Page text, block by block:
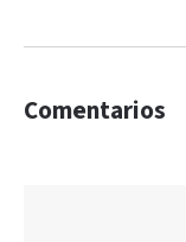
Comentarios